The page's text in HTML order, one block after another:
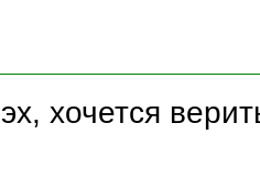
эх, хочется